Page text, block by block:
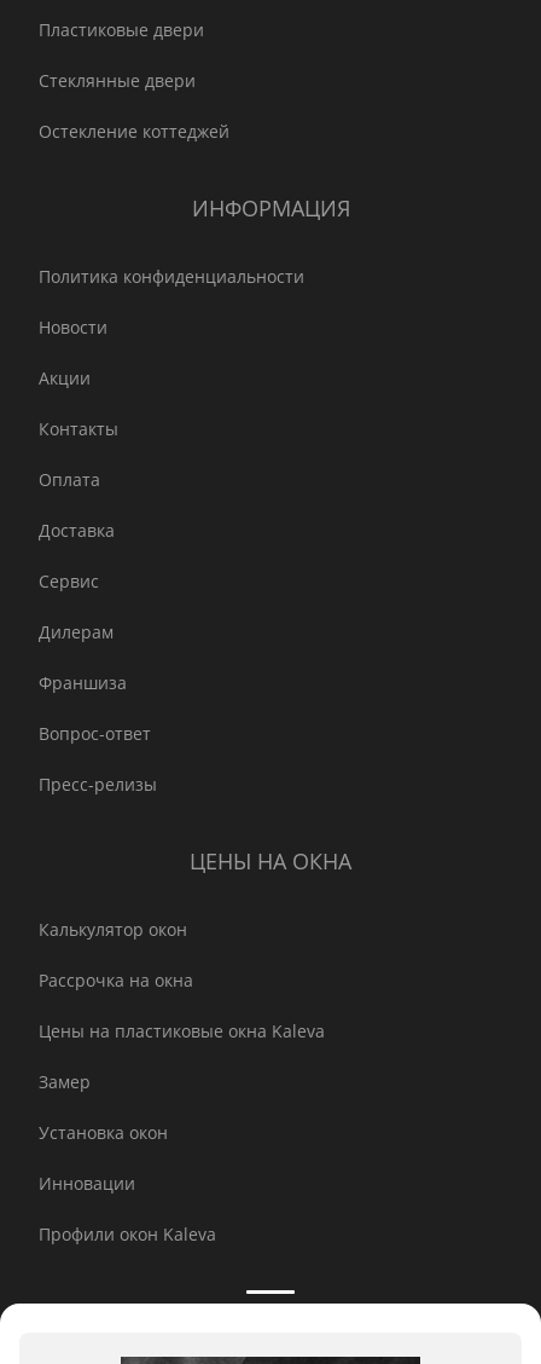
Пластиковые двери
Стеклянные двери
Остекление коттеджей
ИНФОРМАЦИЯ
Политика конфиденциальности
Новости
Акции
Контакты
Оплата
Доставка
Сервис
Дилерам
Франшиза
Вопрос-ответ
Пресс-релизы
ЦЕНЫ НА ОКНА
Калькулятор окон
Рассрочка на окна
Цены на пластиковые окна Kaleva
Замер
Установка окон
Инновации
Профили окон Kaleva
Принимаем к оплате: